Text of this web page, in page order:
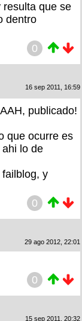
resulta que se
dentro
0
16 sep 2011, 16:59
publicado!
que ocurre es
lo de
y
0
29 ago 2012, 22:01
0
15 sep 2011, 20:32